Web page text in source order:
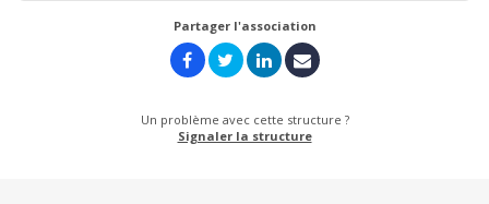
Partager l'association
Un problème avec cette structure ?
Signaler la structure